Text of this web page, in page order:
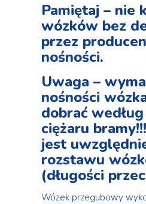
Pamiętaj – nie
wózków bez
przez
nośności.
Uwaga –
nośności
dobrać
ciężaru
jest
rozstawu
(długości
Wózek przegubowy